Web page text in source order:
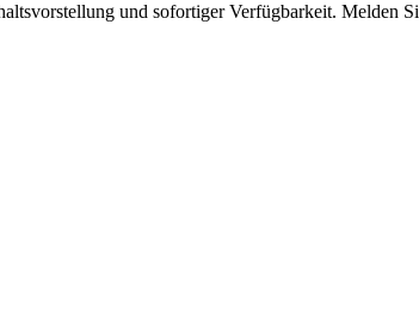
und sofortiger Verfügbarkeit. Melden